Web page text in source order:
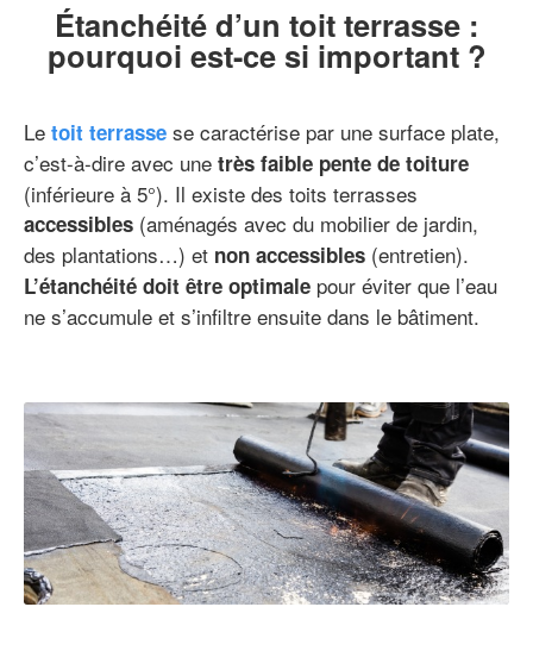
Étanchéité d’un toit terrasse :
pourquoi est-ce si important ?
Le toit terrasse se caractérise par une surface plate,
c’est-à-dire avec une très faible pente de toiture
(inférieure à 5°). Il existe des toits terrasses
accessibles (aménagés avec du mobilier de jardin,
des plantations…) et non accessibles (entretien).
L’étanchéité doit être optimale pour éviter que l’eau
ne s’accumule et s’infiltre ensuite dans le bâtiment.